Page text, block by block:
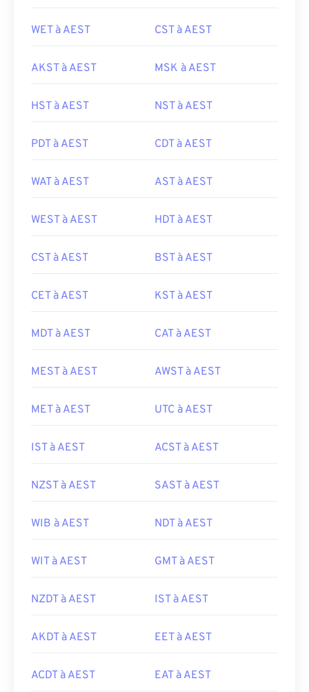
WET à AEST CST à AEST
AKST à AEST MSK à AEST
HST à AEST NST à AEST
PDT à AEST CDT à AEST
WAT à AEST AST à AEST
WEST à AEST HDT à AEST
CST à AEST BST à AEST
CET à AEST KST à AEST
MDT à AEST CAT à AEST
MEST à AEST AWST à AEST
MET à AEST UTC à AEST
IST à AEST ACST à AEST
NZST à AEST SAST à AEST
WIB à AEST NDT à AEST
WIT à AEST GMT à AEST
NZDT à AEST IST à AEST
AKDT à AEST EET à AEST
ACDT à AEST EAT à AEST